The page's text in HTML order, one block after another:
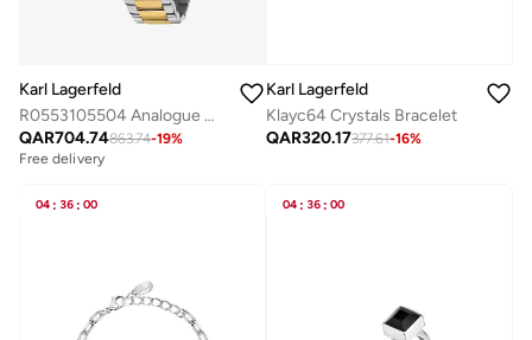
Karl Lagerfeld
R0553105504 Analogue Watch
QAR704.74863.74-19%
Free delivery
Karl Lagerfeld
Klayc64 Crystals Bracelet
QAR320.17377.61-16%
04 : 36 : 00 04 : 36 : 00